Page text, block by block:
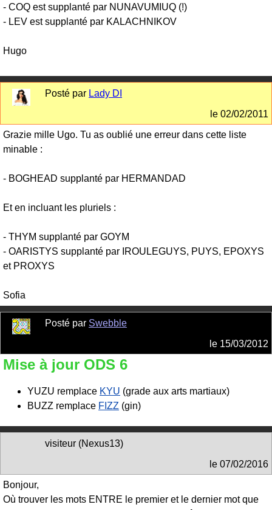
- COQ est supplanté par NUNAVUMIUQ (!)
- LEV est supplanté par KALACHNIKOV
Hugo
Posté par Lady DI
le 02/02/2011
Grazie mille Ugo. Tu as oublié une erreur dans cette liste
minable :
- BOGHEAD supplanté par HERMANDAD
Et en incluant les pluriels :
- THYM supplanté par GOYM
- OARISTYS supplanté par IROULEGUYS, PUYS, EPOXYS
et PROXYS
Sofia
Posté par Swebble
le 15/03/2012
Mise à jour ODS 6
YUZU remplace KYU (grade aux arts martiaux)
BUZZ remplace FIZZ (gin)
visiteur (Nexus13)
le 07/02/2016
Bonjour,
Où trouver les mots ENTRE le premier et le dernier mot que